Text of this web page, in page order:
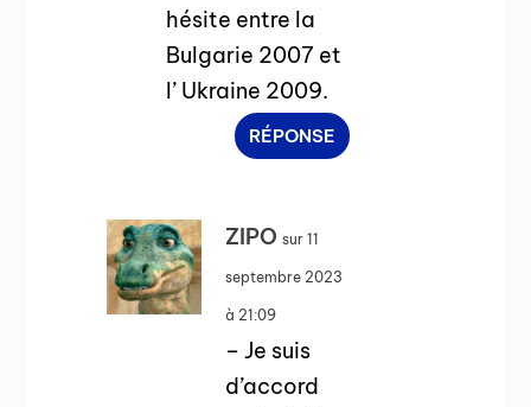
hésite entre la
Bulgarie 2007 et
l’ Ukraine 2009.
RÉPONSE
ZIPO sur 11
septembre 2023
à 21:09
– Je suis
d’accord